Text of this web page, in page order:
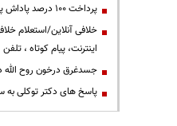
پرداخت ۱۰۰ درصد پاداش پایان خدمت فرهنگیان
خلافی آنلاین/استعلام
اینترنت، پیام کوتاه ، تلفن
جسدغرق درخون روح
پاسخ های دکتر توکلی به